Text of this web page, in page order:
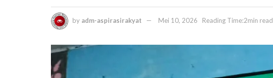
by adm-aspirasirakyat Mei 10, 2026 Reading Time:2min read